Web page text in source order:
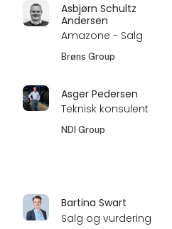
Asbjørn Schultz
Andersen
Amazone - Salg
Brøns Group
Asger Pedersen
Teknisk konsulent
NDI Group
Bartina Swart
Salg og vurdering